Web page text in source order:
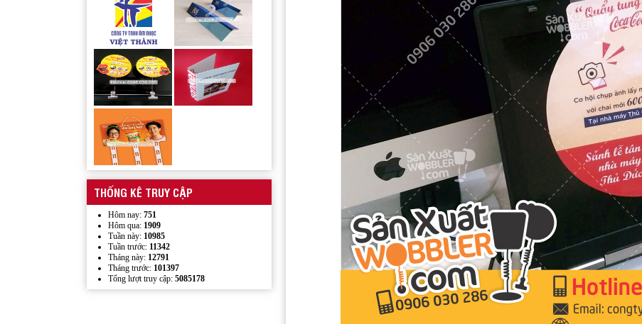
Wobbler quảng cáo
Mẫu kẹp lò xo inox quảng cáo
THỐNG KÊ TRUY CẬP
Hôm nay: 751
Hôm qua: 1909
Tuần này: 10985
Tuần trước: 11342
Tháng này: 12791
Tháng trước: 101397
Tổng lượt truy cập: 5085178